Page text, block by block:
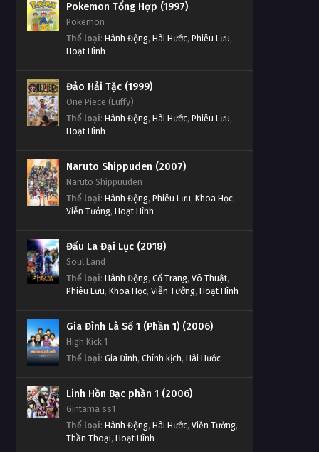
Thử Thách Thần Tượng Tập
Tập 713
Tập Tập 713
Tập 712
Tập Tập 712
Tập Tập 711
Thử Thách Thần Tượng Tập
Tập Tập 710
Thử Thách Thần Tượng Tập
Tập 709
Thử Thách Thần Tượng Tập
Tập 708
Thử Thách Thần Tượng Tập
Tập 707
Tập Tập 707
Thử Thách Thần Tượng Tập
640
Tập 640
Thử Thách Thần Tượng Tập
639
Tập 639
638
Tập 638
Thử Thách Thần Tượng Tập
Tập 637
Thử Thách Thần Tượng Tập
636
Tập 636
Thử Thách Thần Tượng Tập
634
Pokemon Tổng Hợp (1997)
Pokemon
Thể loại: Hành Động, Hài Hước, Phiêu Lưu,
Hoạt Hình
Đảo Hải Tặc (1999)
One Piece (Luffy)
Thể loại: Hành Động, Hài Hước, Phiêu Lưu,
Hoạt Hình
Naruto Shippuden (2007)
Naruto Shippuuden
Thể loại: Hành Động, Phiêu Lưu, Khoa Học,
Viễn Tưởng, Hoạt Hình
Đấu La Đại Lục (2018)
Soul Land
Thể loại: Hành Động, Cổ Trang, Võ Thuật,
Phiêu Lưu, Khoa Học, Viễn Tưởng, Hoạt Hình
Gia Đình Là Số 1 (Phần 1) (2006)
High Kick 1
Thể loại: Gia Đình, Chính kịch, Hài Hước
Linh Hồn Bạc phần 1 (2006)
Gintama ss1
Thể loại: Hành Động, Hài Hước, Viễn Tưởng,
Thần Thoại, Hoạt Hình